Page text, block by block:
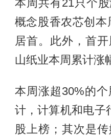
本周共有21只个
概念股香农芯创本
居首。此外，首
山纸业本周累计涨
本周涨超30%的
计，计算机和电子
股上榜；其次是传